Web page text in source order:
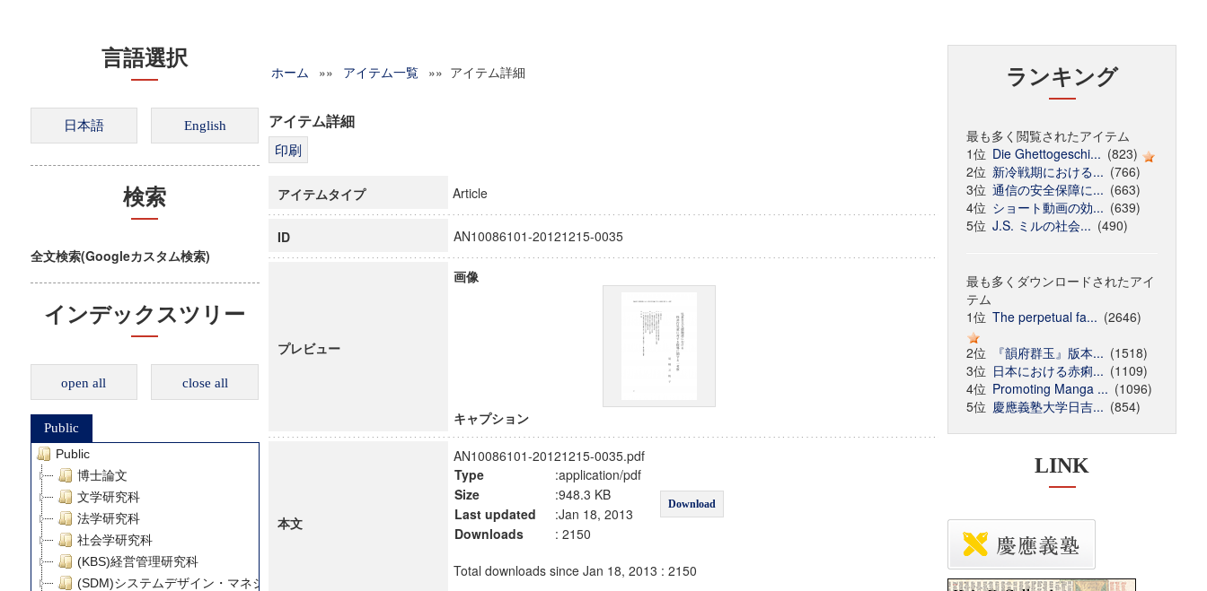
言語選択
検索
全文検索(Googleカスタム検索)
インデックスツリー
open all close all
Public
Public
博士論文
文学研究科
法学研究科
社会学研究科
(KBS)経営管理研究科
(SDM)システムデザイン・マネジメント研究科
ホーム »» アイテム一覧 »» アイテム詳細
アイテム詳細
アイテムタイプ Article
ID AN10086101-20121215-0035
プレビュー
画像
キャプション
本文
AN10086101-20121215-0035.pdf
Type
:application/pdf
Download
Size
:948.3 KB
Last updated
:Jan 18, 2013
Downloads
: 2150
Total downloads since Jan 18, 2013 : 2150
ランキング
最も多く閲覧されたアイテム
1位 Die Ghettogeschi... (823)
2位 新冷戦期における... (766)
3位 通信の安全保障に... (663)
4位 ショート動画の効... (639)
5位 J.S. ミルの社会... (490)
最も多くダウンロードされたアイ
テム
1位 The perpetual fa... (2646)
2位
『韻府群玉』版本... (1518)
3位 日本における赤痢... (1109)
4位 Promoting Manga ... (1096)
5位 慶應義塾大学日吉... (854)
LINK